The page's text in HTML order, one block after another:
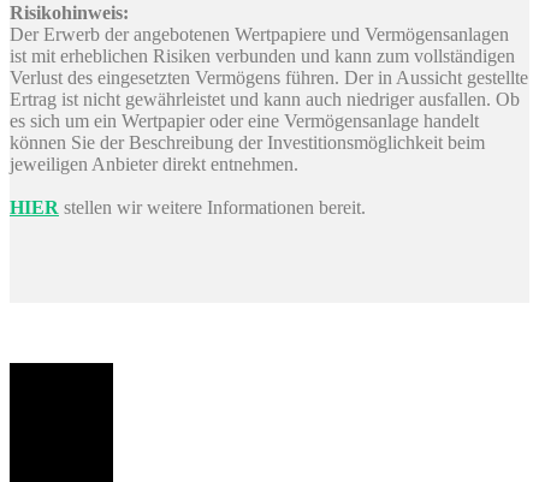
Risikohinweis:
Der Erwerb der angebotenen Wertpapiere und Vermögensanlagen
ist mit erheblichen Risiken verbunden und kann zum vollständigen
Verlust des eingesetzten Vermögens führen. Der in Aussicht gestellte
Ertrag ist nicht gewährleistet und kann auch niedriger ausfallen. Ob
es sich um ein Wertpapier oder eine Vermögensanlage handelt
können Sie der Beschreibung der Investitionsmöglichkeit beim
jeweiligen Anbieter direkt entnehmen.
HIER stellen wir weitere Informationen bereit.